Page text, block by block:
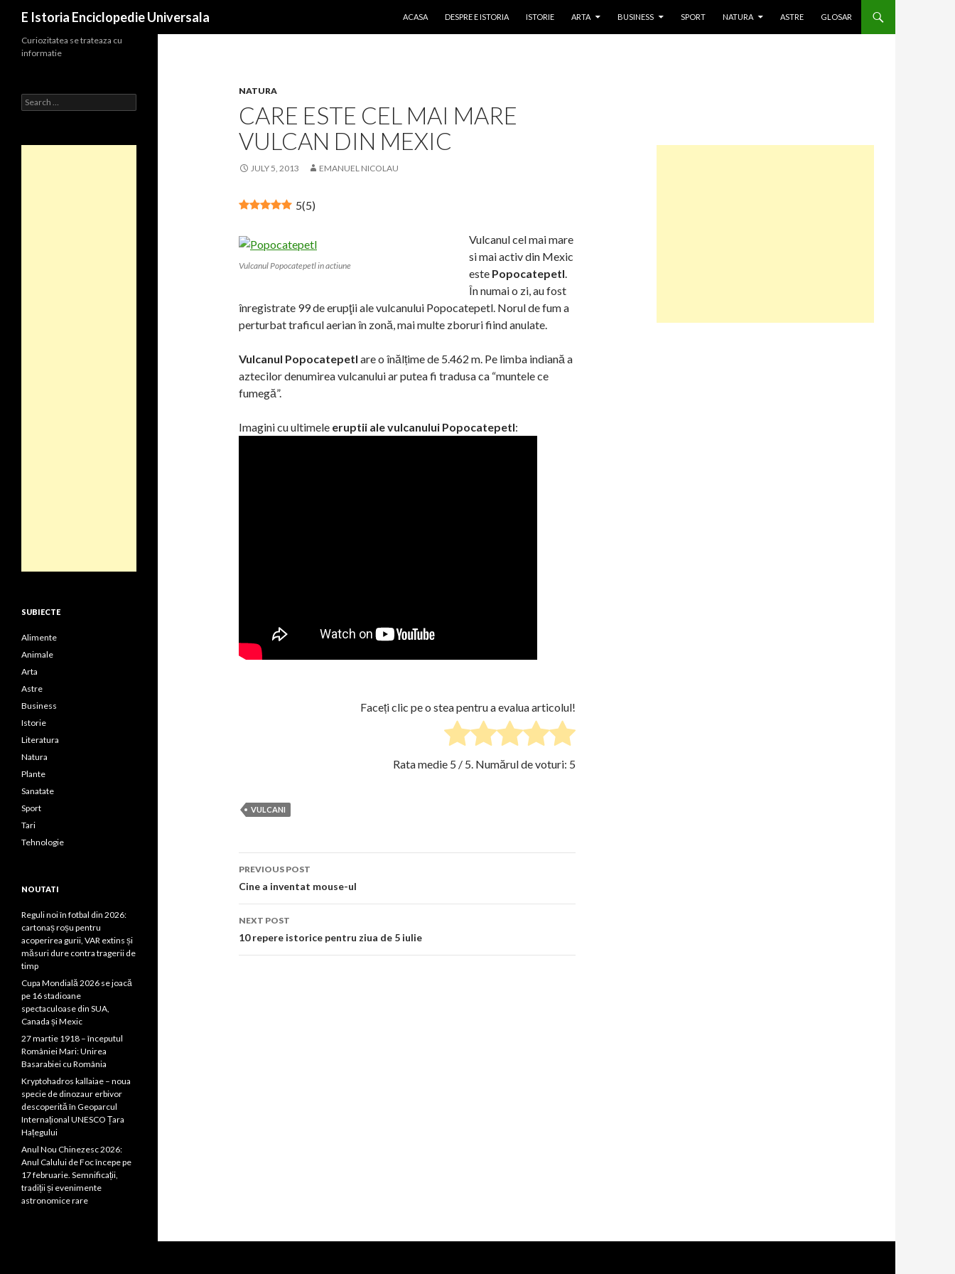
E Istoria Enciclopedie Universala
ACASA
DESPRE E ISTORIA ISTORIE ARTA BUSINESS SPORT NATURA ASTRE GLOSAR
NATURA
CARE ESTE CEL MAI MARE
VULCAN DIN MEXIC
JULY 5, 2013 EMANUEL NICOLAU
5(5)
Vulcanul Popocatepetl in actiune
Vulcanul cel mai mare
si mai activ din Mexic
este Popocatepetl.
În numai o zi, au fost
înregistrate 99 de erupţii ale vulcanului Popocatepetl. Norul de fum a
perturbat traficul aerian în zonă, mai multe zboruri fiind anulate.
Vulcanul Popocatepetl are o înălțime de 5.462 m. Pe limba indiană a
aztecilor denumirea vulcanului ar putea fi tradusa ca “muntele ce
fumegă”.
Imagini cu ultimele eruptii ale vulcanului Popocatepetl:
Faceți clic pe o stea pentru a evalua articolul!
Rata medie 5 / 5. Numărul de voturi: 5
VULCANI
Post
navigation
PREVIOUS POST
Cine a inventat mouse-ul
NEXT POST
10 repere istorice pentru ziua de 5 iulie
Curiozitatea se trateaza cu
informatie
Search
for:
SUBIECTE
Alimente
Animale
Arta
Astre
Business
Istorie
Literatura
Natura
Plante
Sanatate
Sport
Tari
Tehnologie
NOUTATI
Reguli noi în fotbal din 2026:
cartonaș roșu pentru
acoperirea gurii, VAR extins și
măsuri dure contra tragerii de
timp
Cupa Mondială 2026 se joacă
pe 16 stadioane
spectaculoase din SUA,
Canada și Mexic
27 martie 1918 – începutul
României Mari: Unirea
Basarabiei cu România
Kryptohadros kallaiae – noua
specie de dinozaur erbivor
descoperită în Geoparcul
Internațional UNESCO Țara
Hațegului
Anul Nou Chinezesc 2026:
Anul Calului de Foc începe pe
17 februarie. Semnificații,
tradiții și evenimente
astronomice rare